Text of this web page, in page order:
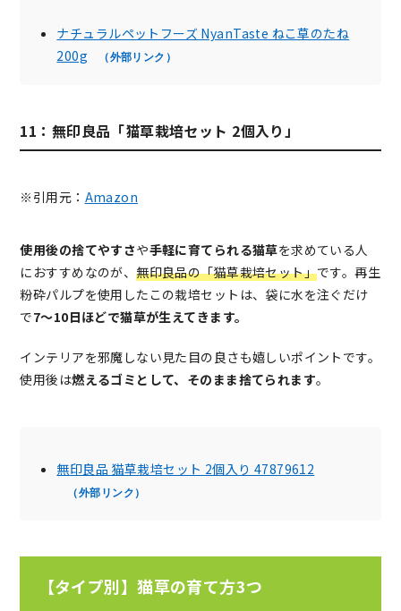
ナチュラルペットフーズ NyanTaste ねこ草のたね
200g
（外部リンク）
11：無印良品「猫草栽培セット 2個入り」
※引用元： Amazon
使用後の捨てやすさや手軽に育てられる猫草を求めている人
におすすめなのが、無印良品の「猫草栽培セット」です。再生
粉砕パルプを使用したこの栽培セットは、袋に水を注ぐだけ
で7～10日ほどで猫草が生えてきます。
インテリアを邪魔しない見た目の良さも嬉しいポイントです。
使用後は燃えるゴミとして、そのまま捨てられます。
無印良品 猫草栽培セット 2個入り 47879612
（外部リンク）
【タイプ別】猫草の育て方3つ